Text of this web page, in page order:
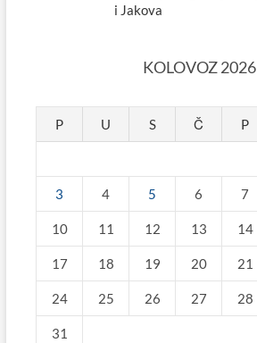
i Jakova
KOLOVOZ 2026
P U S Č P
3 4 5 6 7
10 11 12 13 14
17 18 19 20 21
24 25 26 27 28
31